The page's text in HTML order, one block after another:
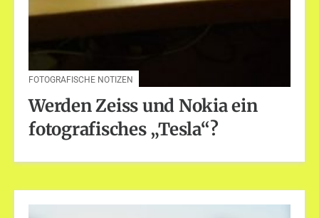
FOTOGRAFISCHE NOTIZEN
Werden Zeiss und Nokia ein
fotografisches „Tesla“?